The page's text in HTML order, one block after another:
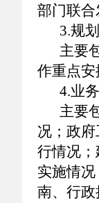
部门联
3.规
主要
作重点
4.业
主要
况；政
行情况
实施情
南、行